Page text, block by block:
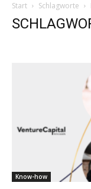
Start Schlagworte
Know-how